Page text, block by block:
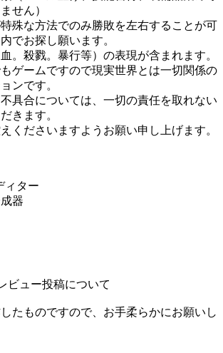
せん）
殊な方法でのみ勝敗を左右することが可
でお探し願います。
。殺戮。暴行等）の表現が含まれます。
ゲームですので現実世界とは一切関係の
ンです。
具合については、一切の責任を取れない
きます。
くださいますようお願い申し上げます。
ィター
器
ビュー投稿について
たものですので、お手柔らかにお願いし